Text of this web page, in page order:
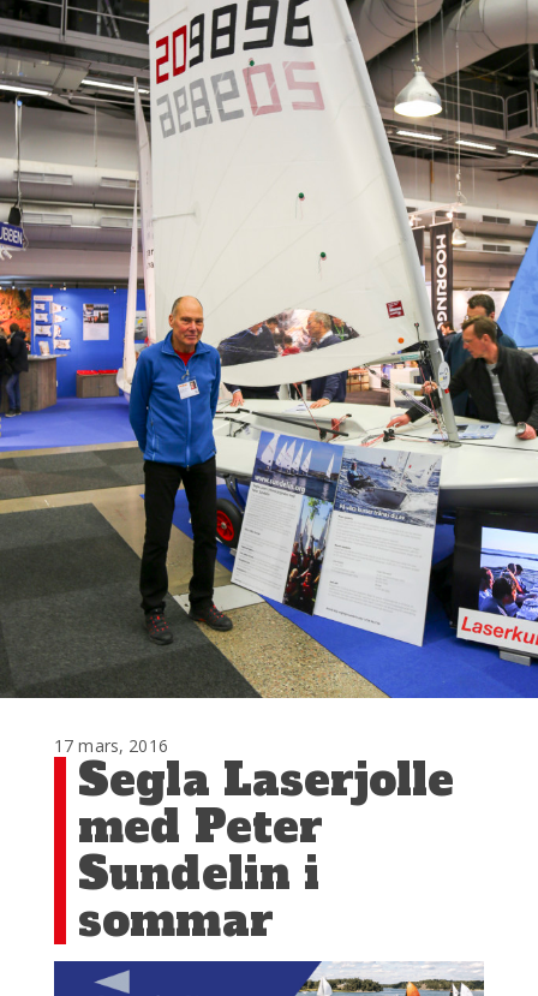
17 mars, 2016
Segla Laserjolle
med Peter
Sundelin i
sommar